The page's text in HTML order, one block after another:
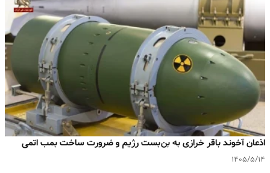
اذعان آخوند باقر خرازی به بن‌بست رژیم و ضرورت ساخت بمب اتمی
۱۴۰۵/۵/۱۴